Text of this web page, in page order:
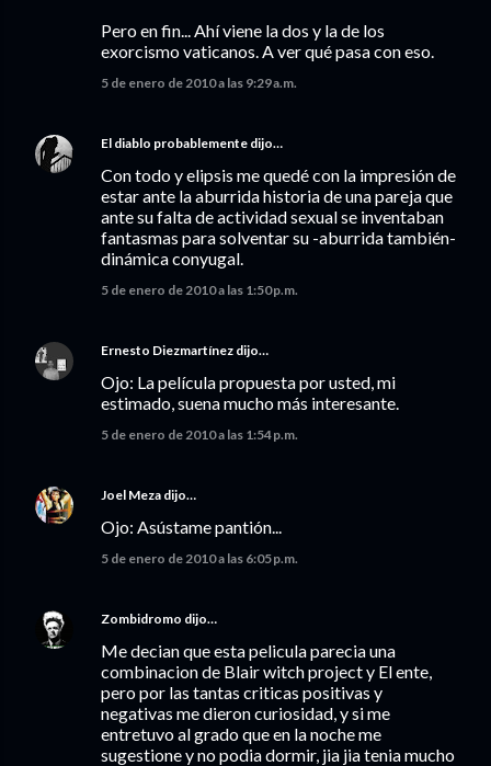
Pero en fin... Ahí viene la dos y la de los
exorcismo vaticanos. A ver qué pasa con eso.
5 de enero de 2010 a las 9:29 a.m.
El diablo probablemente dijo…
Con todo y elipsis me quedé con la impresión de
estar ante la aburrida historia de una pareja que
ante su falta de actividad sexual se inventaban
fantasmas para solventar su -aburrida también-
dinámica conyugal.
5 de enero de 2010 a las 1:50 p.m.
Ernesto Diezmartínez dijo…
Ojo: La película propuesta por usted, mi
estimado, suena mucho más interesante.
5 de enero de 2010 a las 1:54 p.m.
Joel Meza dijo…
Ojo: Asústame pantión...
5 de enero de 2010 a las 6:05 p.m.
Zombidromo dijo…
Me decian que esta pelicula parecia una
combinacion de Blair witch project y El ente,
pero por las tantas criticas positivas y
negativas me dieron curiosidad, y si me
entretuvo al grado que en la noche me
sugestione y no podia dormir, jia jia tenia mucho